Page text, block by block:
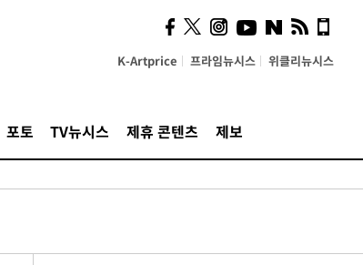
K-Artprice 프라임뉴시스 위클리뉴시스
포토 TV뉴시스 제휴 콘텐츠 제보
시, 스마트폰 액세서리에
NFC 더했다